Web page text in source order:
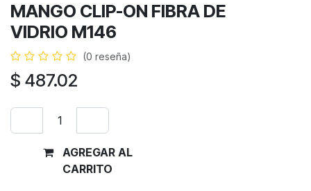
MANGO CLIP-ON FIBRA DE
VIDRIO M146
(0 reseña)
$ 487.02
AGREGAR AL
CARRITO